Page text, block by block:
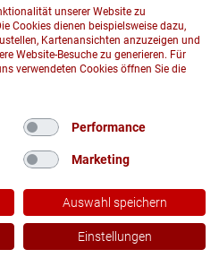
Nord-Ost gemeinnützige GmbH
HINWEISE
UND TEILEN!
unserer Website zu
Cookies dienen beispielsweise dazu,
Kartenansichten anzuzeigen und
Website-Besuche zu generieren. Für
verwendeten Cookies öffnen Sie die
Performance
Marketing
Auswahl speichern
Einstellungen